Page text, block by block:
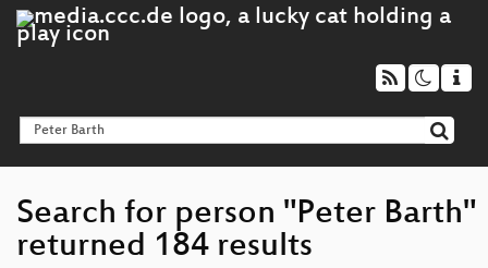
Search for person "Peter Barth"
returned 184 results